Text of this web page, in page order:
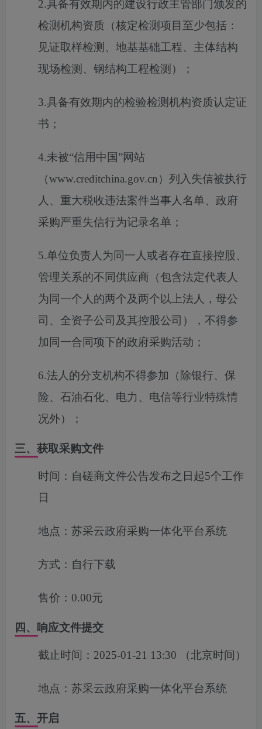
2.具备有效期内的建设行政主管部门颁发的
检测机构资质（核定检测项目至少包括：
见证取样检测、地基基础工程、主体结构
现场检测、钢结构工程检测）；
3.具备有效期内的检验检测机构资质认定证
书；
4.未被“信用中国”网站
（www.creditchina.gov.cn）列入失信被执行
人、重大税收违法案件当事人名单、政府
采购严重失信行为记录名单；
5.单位负责人为同一人或者存在直接控股、
管理关系的不同供应商（包含法定代表人
为同一个人的两个及两个以上法人，母公
司、全资子公司及其控股公司），不得参
加同一合同项下的政府采购活动；
6.法人的分支机构不得参加（除银行、保
险、石油石化、电力、电信等行业特殊情
况外）；
三、获取采购文件
时间： 自磋商文件公告发布之日起5个工作
日
地点： 苏采云政府采购一体化平台系统
方式： 自行下载
售价： 0.00元
四、响应文件提交
截止时间： 2025-01-21 13:30 （北京时间）
地点： 苏采云政府采购一体化平台系统
五、开启